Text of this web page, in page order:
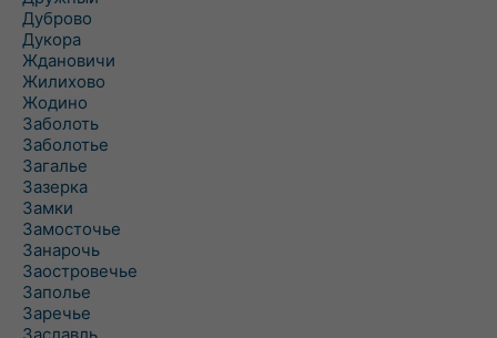
Дуброво
Дукора
Ждановичи
Жилихово
Жодино
Заболоть
Заболотье
Загалье
Зазерка
Замки
Замосточье
Занарочь
Заостровечье
Заполье
Заречье